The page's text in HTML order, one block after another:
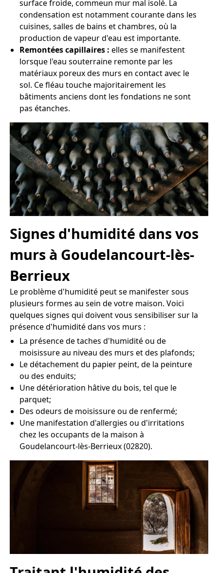
surface froide, commeun mur mal isolé. La
condensation est notamment courante dans les
cuisines, salles de bains et chambres, où la
production de vapeur d'eau est importante.
Remontées capillaires : elles se manifestent
lorsque l'eau souterraine remonte par les
matériaux poreux des murs en contact avec le
sol. Ce fléau touche majoritairement les
bâtiments anciens dont les fondations ne sont
pas étanches.
Signes d'humidité dans vos
murs à Goudelancourt-lès-
Berrieux
Le problème d'humidité peut se manifester sous
plusieurs formes au sein de votre maison. Voici
quelques signes qui doivent vous sensibiliser sur la
présence d'humidité dans vos murs :
La présence de taches d'humidité ou de
moisissure au niveau des murs et des plafonds;
Le détachement du papier peint, de la peinture
ou des enduits;
Une détérioration hâtive du bois, tel que le
parquet;
Des odeurs de moisissure ou de renfermé;
Une manifestation d'allergies ou d'irritations
chez les occupants de la maison à
Goudelancourt-lès-Berrieux (02820).